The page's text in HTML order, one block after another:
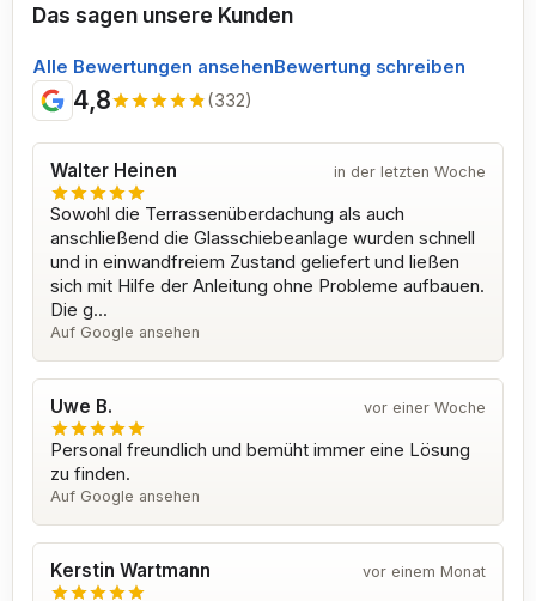
Das sagen unsere Kunden
Alle Bewertungen ansehenBewertung schreiben
4,8 (332)
Walter Heinen in der letzten Woche
Sowohl die Terrassenüberdachung als auch
anschließend die Glasschiebeanlage wurden schnell
und in einwandfreiem Zustand geliefert und ließen
sich mit Hilfe der Anleitung ohne Probleme aufbauen.
Die g...
Auf Google ansehen
Uwe B. vor einer Woche
Personal freundlich und bemüht immer eine Lösung
zu finden.
Auf Google ansehen
Kerstin Wartmann vor einem Monat